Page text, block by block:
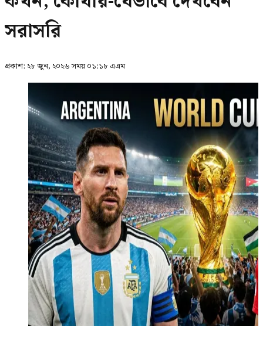
সরাসরি
প্রকাশ: ২৮ জুন, ২০২৬ সময় ০১:১৮ এএম